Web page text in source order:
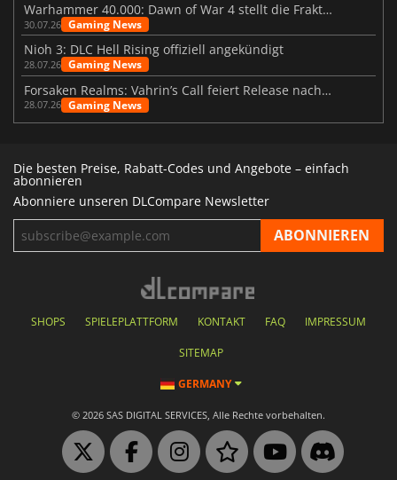
Warhammer 40.000: Dawn of War 4 stellt die Fraktion der Necrons vor
30.07.26 Gaming News
Nioh 3: DLC Hell Rising offiziell angekündigt
28.07.26 Gaming News
Forsaken Realms: Vahrin’s Call feiert Release nach 10 Jahren
28.07.26 Gaming News
Die besten Preise, Rabatt-Codes und Angebote – einfach
abonnieren
Abonniere unseren DLCompare Newsletter
SHOPS SPIELEPLATTFORM KONTAKT FAQ IMPRESSUM
SITEMAP
GERMANY
© 2026 SAS DIGITAL SERVICES, Alle Rechte vorbehalten.